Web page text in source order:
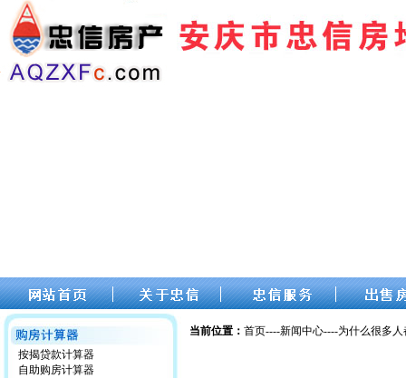
按揭贷款计算器
自助购房计算器
当前位置： 首页----新闻中心----为什么很多人